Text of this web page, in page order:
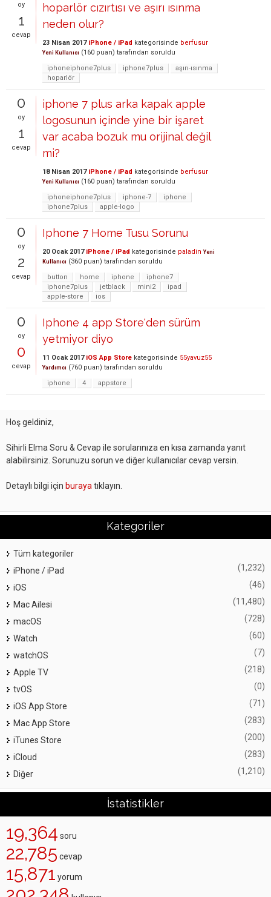
oy
1
cevap
hoparlör cızırtısı ve aşırı ısınma
neden olur?
23 Nisan 2017 iPhone / iPad kategorisinde berfusur
Yeni Kullanıcı (160 puan) tarafından soruldu
iphoneiphone7plus
iphone7plus
aşırı-ısınma
hoparlör
0
oy
1
cevap
iphone 7 plus arka kapak apple
logosunun içinde yine bir işaret
var acaba bozuk mu orijinal değil
mi?
18 Nisan 2017 iPhone / iPad kategorisinde berfusur
Yeni Kullanıcı (160 puan) tarafından soruldu
iphoneiphone7plus
iphone-7
iphone
iphone7plus
apple-logo
0
oy
2
cevap
Iphone 7 Home Tusu Sorunu
20 Ocak 2017 iPhone / iPad kategorisinde paladin Yeni
Kullanıcı (360 puan) tarafından soruldu
button
home iphone
iphone7
iphone7plus
jetblack mini2
ipad
apple-store
ios
0
oy
0
cevap
Iphone 4 app Store'den sürüm
yetmiyor diyo
11 Ocak 2017 iOS App Store kategorisinde 55yavuz55
Yardımcı (760 puan) tarafından soruldu
iphone
4 appstore
Hoş geldiniz,
Sihirli Elma Soru & Cevap ile sorularınıza en kısa zamanda yanıt
alabilirsiniz. Sorunuzu sorun ve diğer kullanıcılar cevap versin.
Detaylı bilgi için buraya tıklayın.
Kategoriler
Tüm kategoriler
iPhone / iPad
(1,232)
iOS (46)
Mac Ailesi (11,480)
macOS (728)
Watch (60)
watchOS (7)
Apple TV (218)
tvOS (0)
iOS App Store (71)
Mac App Store (283)
iTunes Store (200)
iCloud (283)
Diğer (1,210)
İstatistikler
19,364 soru
22,785 cevap
15,871 yorum